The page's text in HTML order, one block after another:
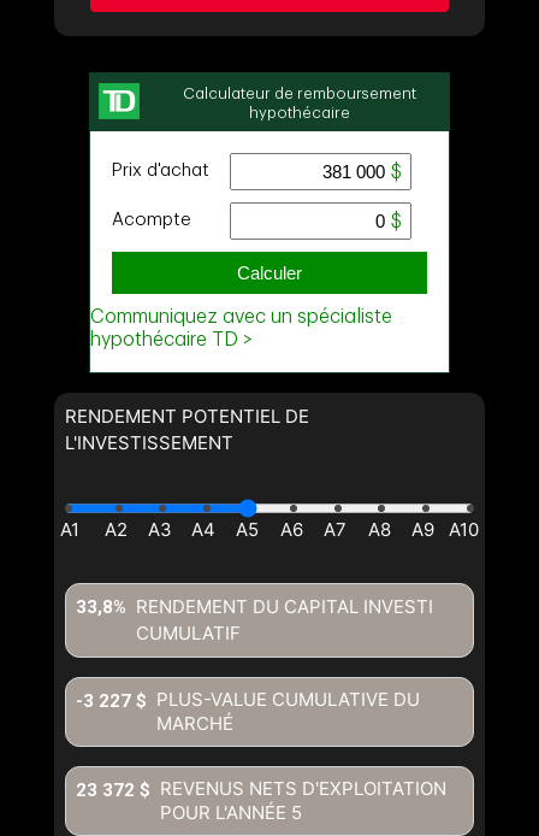
Demander des infos sur cette inscription
Prénom
Téléphone
Message
En cliquant sur le bouton « soumettre », vous consentez à nos
communiquer avec vous.
RENDEMENT POTENTIEL DE
L'INVESTISSEMENT
RENDEMENT DU CAPITAL INVESTI
CUMULATIF
33,8%
PLUS-VALUE CUMULATIVE DU
MARCHÉ
-3 227 $
REVENUS NETS D'EXPLOITATION
POUR L'ANNÉE 5
23 372 $